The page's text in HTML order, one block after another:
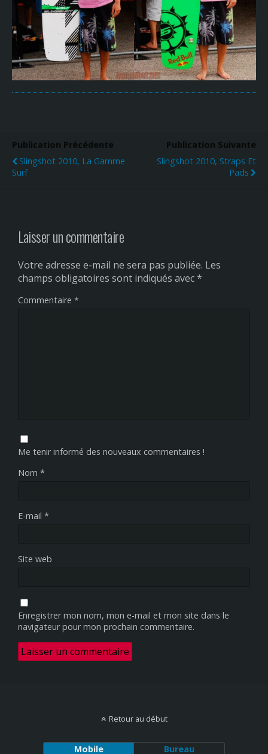
Publication Précédente
Slingshot 2010, La Gamme
Surf
Publication Suivante
Slingshot 2010, Straps Et
Pads
Laisser un commentaire
Votre adresse e-mail ne sera pas publiée. Les
champs obligatoires sont indiqués avec*
Commentaire *
Me tenir informé des nouveaux commentaires !
Nom *
E-mail *
Site web
Enregistrer mon nom, mon e-mail et mon site dans le
navigateur pour mon prochain commentaire.
Retour au début
Mobile Bureau